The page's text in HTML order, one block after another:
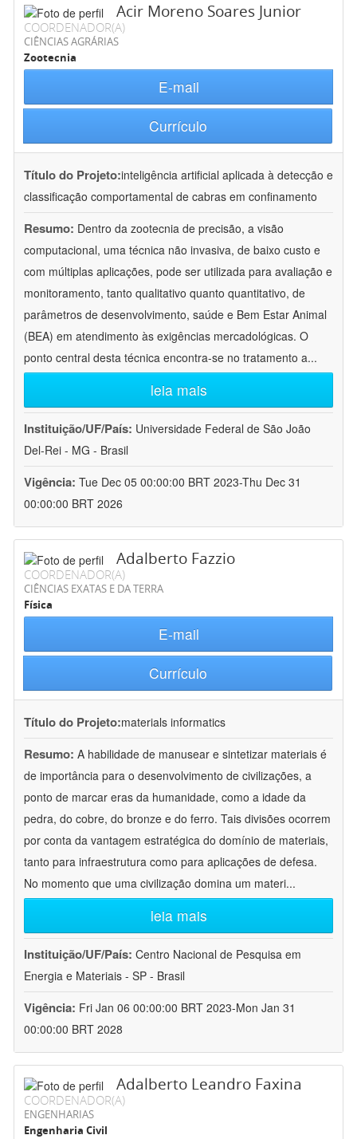
Acir Moreno Soares Junior
COORDENADOR(A)
CIÊNCIAS AGRÁRIAS
Zootecnia
E-mail
Currículo
Título do Projeto:inteligência artificial aplicada à detecção e
classificação comportamental de cabras em confinamento
Resumo: Dentro da zootecnia de precisão, a visão
computacional, uma técnica não invasiva, de baixo custo e
com múltiplas aplicações, pode ser utilizada para avaliação e
monitoramento, tanto qualitativo quanto quantitativo, de
parâmetros de desenvolvimento, saúde e Bem Estar Animal
(BEA) em atendimento às exigências mercadológicas. O
ponto central desta técnica encontra-se no tratamento a...
leia mais
Instituição/UF/País: Universidade Federal de São João
Del-Rei - MG - Brasil
Vigência: Tue Dec 05 00:00:00 BRT 2023-Thu Dec 31
00:00:00 BRT 2026
Adalberto Fazzio
COORDENADOR(A)
CIÊNCIAS EXATAS E DA TERRA
Física
E-mail
Currículo
Título do Projeto:materials informatics
Resumo: A habilidade de manusear e sintetizar materiais é
de importância para o desenvolvimento de civilizações, a
ponto de marcar eras da humanidade, como a idade da
pedra, do cobre, do bronze e do ferro. Tais divisões ocorrem
por conta da vantagem estratégica do domínio de materiais,
tanto para infraestrutura como para aplicações de defesa.
No momento que uma civilização domina um materi...
leia mais
Instituição/UF/País: Centro Nacional de Pesquisa em
Energia e Materiais - SP - Brasil
Vigência: Fri Jan 06 00:00:00 BRT 2023-Mon Jan 31
00:00:00 BRT 2028
Adalberto Leandro Faxina
COORDENADOR(A)
ENGENHARIAS
Engenharia Civil